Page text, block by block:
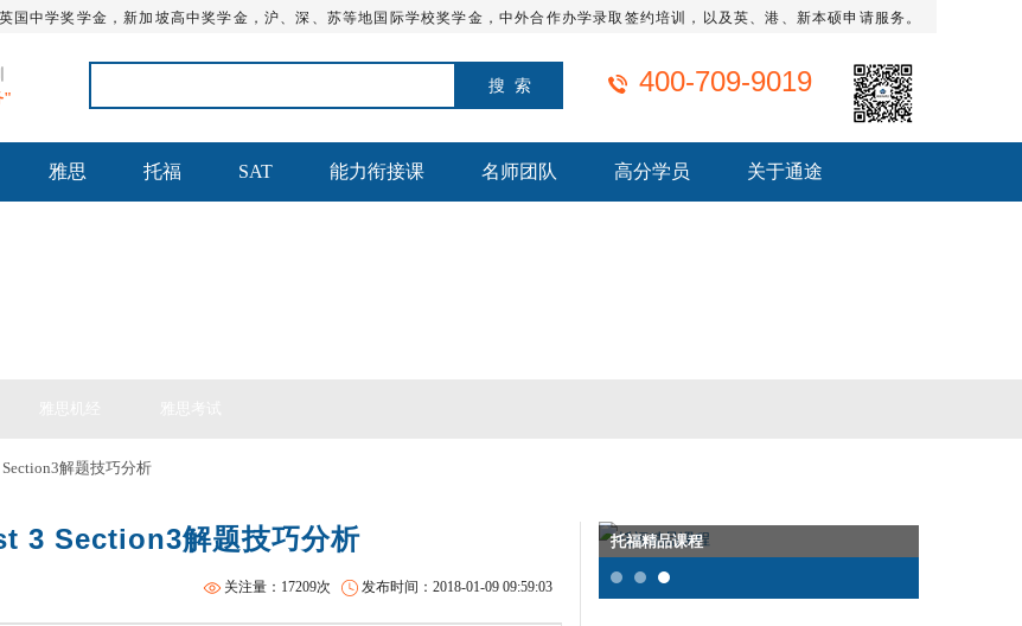
中学奖学金，新加坡高中奖学金，沪、深、苏等地国际学校奖学金，中外合作办学录取签约培训，以及英、港、新本硕申请服务。
"
400-709-9019
雅思 托福 SAT 能力衔接课 名师团队 高分学员 关于通途
解题技巧分析
3 Section3解题技巧分析
发布时间：2018-01-09 09:59:03
关注量：17209次
SAT基础班 托福精品课程 托福培训课